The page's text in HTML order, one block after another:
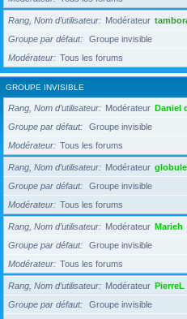
Rang, Nom d’utilisateur Modérateur
Groupe par défaut
Groupe invisible
Modérateur
Tous les forums
GROUPE INVISIBLE
Rang, Nom d’utilisateur Modérateur Daniel
Groupe par défaut
Groupe invisible
Modérateur
Tous les forums
Rang, Nom d’utilisateur Modérateur globule
Groupe par défaut
Groupe invisible
Modérateur
Tous les forums
Rang, Nom d’utilisateur Modérateur Marieh
Groupe par défaut
Groupe invisible
Modérateur
Tous les forums
Rang, Nom d’utilisateur Modérateur PierreL
Groupe par défaut
Groupe invisible